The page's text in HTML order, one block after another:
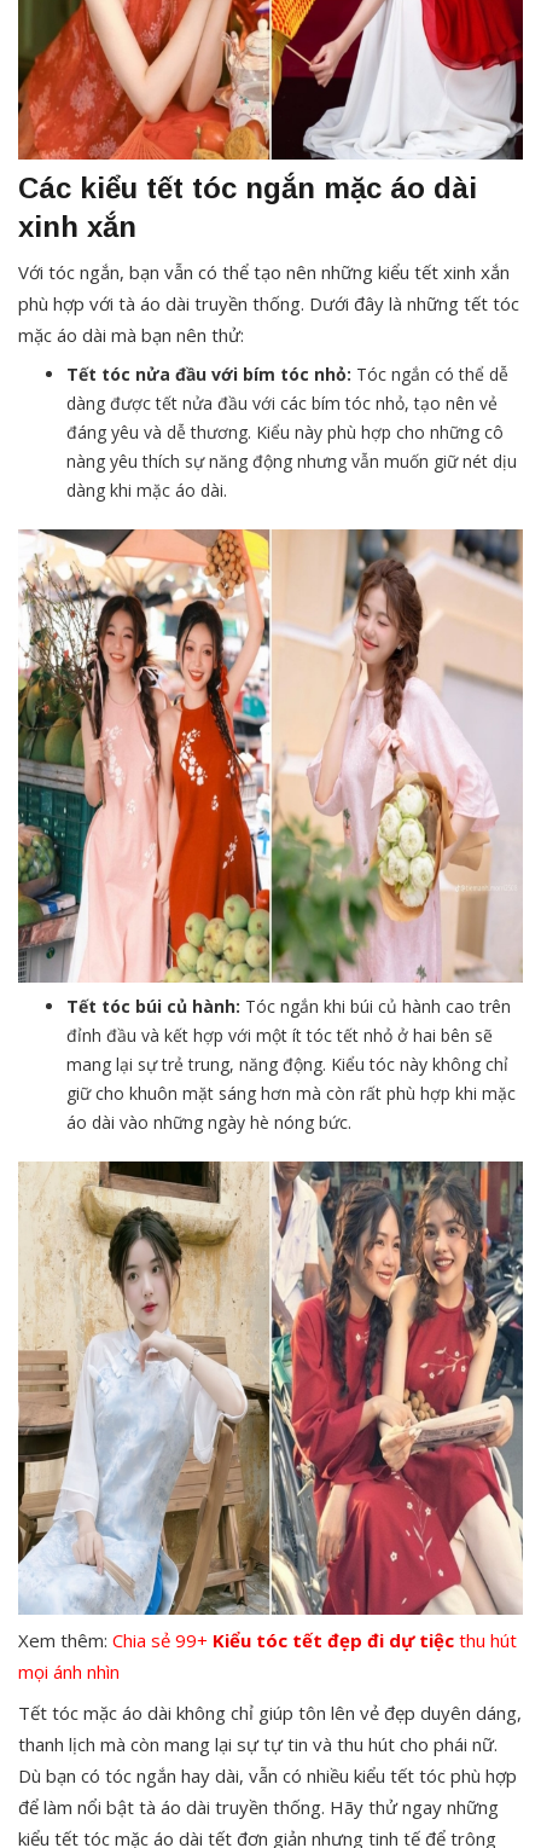
Các kiểu tết tóc ngắn mặc áo dài
xinh xắn
Với tóc ngắn, bạn vẫn có thể tạo nên những kiểu tết xinh xắn
phù hợp với tà áo dài truyền thống. Dưới đây là những tết tóc
mặc áo dài mà bạn nên thử:
Tết tóc nửa đầu với bím tóc nhỏ: Tóc ngắn có thể dễ
dàng được tết nửa đầu với các bím tóc nhỏ, tạo nên vẻ
đáng yêu và dễ thương. Kiểu này phù hợp cho những cô
nàng yêu thích sự năng động nhưng vẫn muốn giữ nét dịu
dàng khi mặc áo dài.
Tết tóc búi củ hành: Tóc ngắn khi búi củ hành cao trên
đỉnh đầu và kết hợp với một ít tóc tết nhỏ ở hai bên sẽ
mang lại sự trẻ trung, năng động. Kiểu tóc này không chỉ
giữ cho khuôn mặt sáng hơn mà còn rất phù hợp khi mặc
áo dài vào những ngày hè nóng bức.
Xem thêm: Chia sẻ 99+ Kiểu tóc tết đẹp đi dự tiệc thu hút
mọi ánh nhìn
Tết tóc mặc áo dài không chỉ giúp tôn lên vẻ đẹp duyên dáng,
thanh lịch mà còn mang lại sự tự tin và thu hút cho phái nữ.
Dù bạn có tóc ngắn hay dài, vẫn có nhiều kiểu tết tóc phù hợp
để làm nổi bật tà áo dài truyền thống. Hãy thử ngay những
kiểu tết tóc mặc áo dài tết đơn giản nhưng tinh tế để trông